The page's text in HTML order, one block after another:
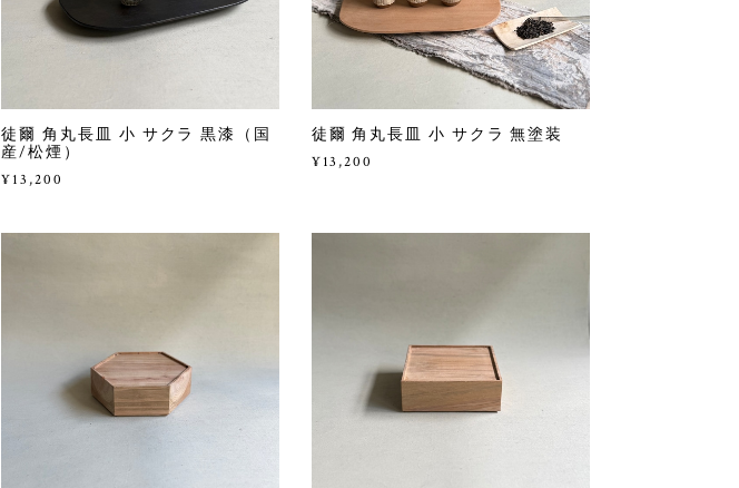
徒爾 角丸長皿 小 サクラ 黒漆（国
産/松煙）
¥13,200
徒爾 角丸長皿 小 サクラ 無塗装
¥13,200